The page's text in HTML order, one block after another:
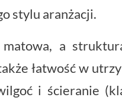
stylu aranżacji.
a
łatwość w
i ścieranie